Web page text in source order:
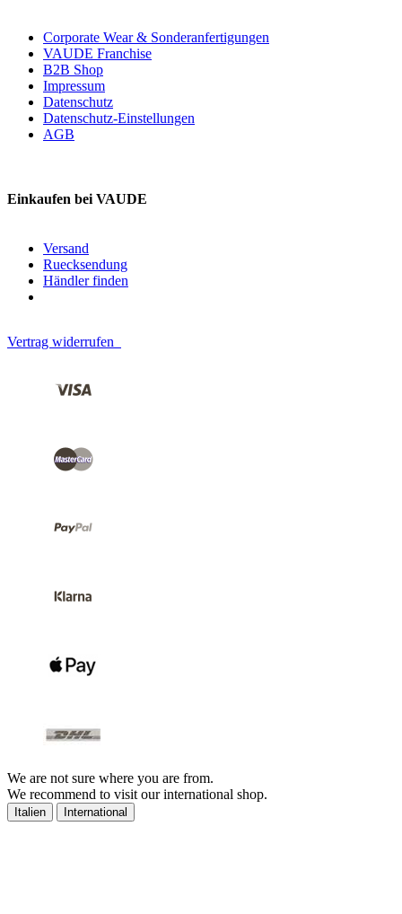
Corporate Wear & Sonderanfertigungen
VAUDE Franchise
B2B Shop
Impressum
Datenschutz
Datenschutz-Einstellungen
AGB
Einkaufen bei VAUDE
Versand
Ruecksendung
Händler finden
Vertrag widerrufen
We are not sure where you are from.
We recommend to visit our international shop.
Italien International